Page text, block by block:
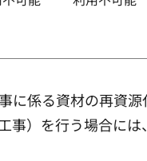
係る資材の再資
）を行う場合に